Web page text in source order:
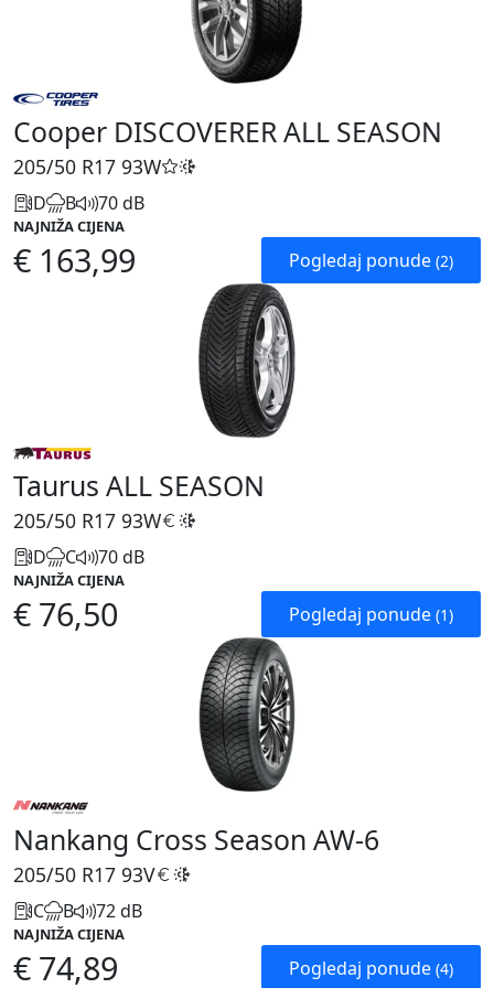
Cooper DISCOVERER ALL SEASON
205/50 R17 93W
D B 70 dB
NAJNIŽA CIJENA
€ 163,99 Pogledaj ponude (2)
Taurus ALL SEASON
205/50 R17 93W
D C 70 dB
NAJNIŽA CIJENA
€ 76,50 Pogledaj ponude (1)
Nankang Cross Season AW-6
205/50 R17 93V
C B 72 dB
NAJNIŽA CIJENA
€ 74,89 Pogledaj ponude (4)